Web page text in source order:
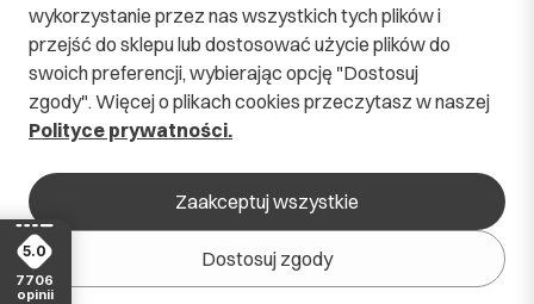
SPRAWDZENI KURIERZY
BEZPIECZNE PŁATNOŚCI
Wszelkie prawa zastrzeżone
5.0
7706
opinii
wykorzystanie przez nas wszystkich tych plików i
przejść do sklepu lub dostosować użycie plików do
swoich preferencji, wybierając opcję "Dostosuj
zgody". Więcej o plikach cookies przeczytasz w naszej
Polityce prywatności.
dostosuj zgody
zaakceptuj wszystkie